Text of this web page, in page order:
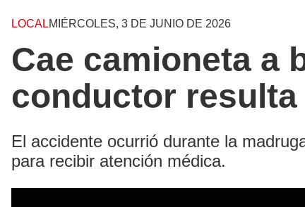
LOCALMIÉRCOLES, 3 DE JUNIO DE 2026
Cae camioneta a
conductor
El accidente ocurrió durante la
para recibir atención médica.